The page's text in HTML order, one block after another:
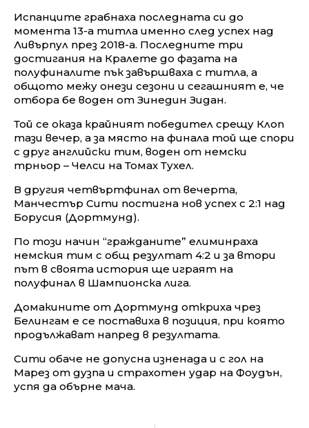
Испанците грабнаха последната си до
момента 13-а титла именно след успех над
Ливърпул през 2018-а. Последните три
достигания на Кралете до фазата на
полуфиналите пък завършваха с титла, а
общото межу онези сезони и сегашният е, че
отбора бе воден от Зинедин Зидан.
Той се оказа крайният победител срещу Клоп
тази вечер, а за място на финала той ще спори
с друг английски тим, воден от немски
трньор – Челси на Томах Тухел.
В другия четвъртфинал от вечерта,
Манчестър Сити постигна нов успех с 2:1 над
Борусия (Дортмунд).
По този начин “гражданите” елиминраха
немския тим с общ резултат 4:2 и за втори
път в своята история ще играят на
полуфинал в Шампионска лига.
Домакините от Дортмунд откриха чрез
Белингам е се поставиха в позиция, при която
продължават напред в резултата.
Сити обаче не допусна изненада и с гол на
Марез от дузпа и страхотен удар на Фоудън,
успя да обърне мача.